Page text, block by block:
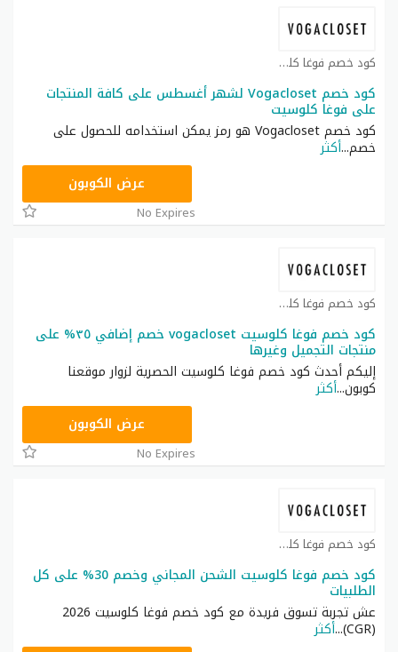
كود خصم فوغا كلوسيت كوبون
كود خصم Vogacloset لشهر أغسطس على كافة المنتجات
على فوغا كلوسيت
كود خصم Vogacloset هو رمز يمكن استخدامه للحصول على
خصم...أكثر
TG627عرض الكوبون
No Expires
كود خصم فوغا كلوسيت كوبون
كود خصم فوغا كلوسيت vogacloset خصم إضافي ٣٥% على
منتجات التجميل وغيرها
إليكم أحدث كود خصم فوغا كلوسيت الحصرية لزوار موقعنا
كوبون...أكثر
TG627عرض الكوبون
No Expires
كود خصم فوغا كلوسيت كوبون
كود خصم فوغا كلوسيت الشحن المجاني وخصم 30% على كل
الطلبيات
عش تجربة تسوق فريدة مع كود خصم فوغا كلوسيت 2026
(CGR)
...أكثر